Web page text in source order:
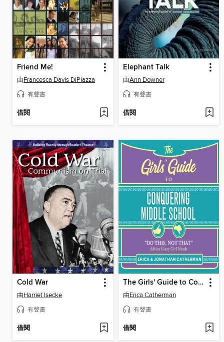
Friend Me!
由Francesca Davis DiPiazza
有聲書
借閱
Elephant Talk
由Ann Downer
有聲書
借閱
Cold War
由Harriet Isecke
有聲書
借閱
The Girls' Guide to Conquering Middle School
由Erica Catherman
有聲書
借閱